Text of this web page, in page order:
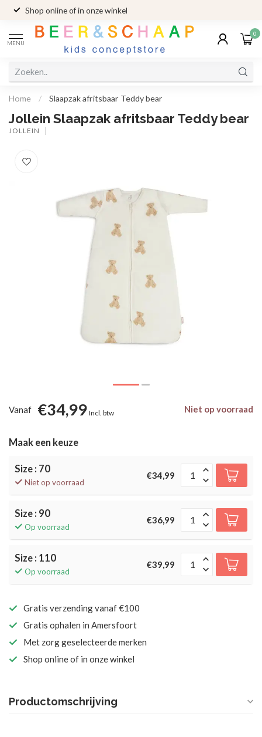
Shop online of in onze winkel
MENU
0
Home / Slaapzak afritsbaar Teddy bear
Jollein Slaapzak afritsbaar Teddy bear
JOLLEIN
Vanaf €34,99 Incl. btw Niet op voorraad
Maak een keuze
Size : 70
Niet op voorraad
€34,99
Size : 90
Op voorraad
€36,99
Size : 110
Op voorraad
€39,99
Gratis verzending vanaf €100
Gratis ophalen in Amersfoort
Met zorg geselecteerde merken
Shop online of in onze winkel
Productomschrijving